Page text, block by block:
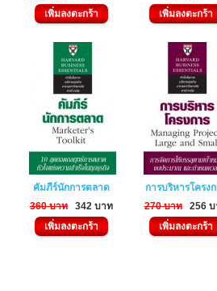
เพิ่มลงตะกร้า
เพิ่มลงตะกร้า
คัมภีร์นักการตลาด
360 บาท
342 บาท
เพิ่มลงตะกร้า
การบริหารโครง
270 บาท
256
เพิ่มลงตะกร้า